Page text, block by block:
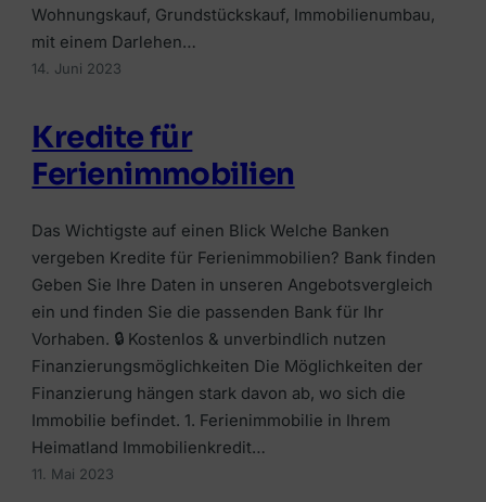
Wohnungskauf, Grundstückskauf, Immobilienumbau,
mit einem Darlehen…
14. Juni 2023
Kredite für
Ferienimmobilien
Das Wichtigste auf einen Blick Welche Banken
vergeben Kredite für Ferienimmobilien? Bank finden
Geben Sie Ihre Daten in unseren Angebotsvergleich
ein und finden Sie die passenden Bank für Ihr
Vorhaben. 🔒 Kostenlos & unverbindlich nutzen
Finanzierungsmöglichkeiten Die Möglichkeiten der
Finanzierung hängen stark davon ab, wo sich die
Immobilie befindet. 1. Ferienimmobilie in Ihrem
Heimatland Immobilienkredit…
11. Mai 2023